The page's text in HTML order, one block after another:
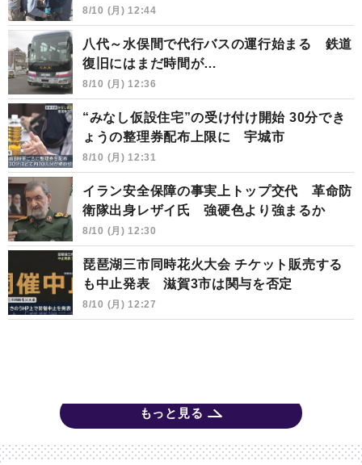
8/10 (月) 12:44
八代～水俣間で代行バスの運行始まる 鉄道
復旧にはまだ時間が…
8/10 (月) 12:36
“みなし仮設住宅”の受け付け開始 30分でき
ょうの整理券配布上限に 宇城市
8/10 (月) 12:31
イラン安全保障の事実上トップ交代 革命防
衛隊出身レザイ氏 強硬色より強まるか
8/10 (月) 12:30
琵琶湖三市同時花火大会 チケット販売する
も中止発表 滋賀3市は関与を否定
8/10 (月) 12:27
もっと見る